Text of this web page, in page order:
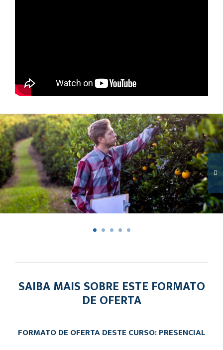
SAIBA MAIS SOBRE ESTE FORMATO
DE OFERTA
FORMATO DE OFERTA DESTE CURSO: PRESENCIAL